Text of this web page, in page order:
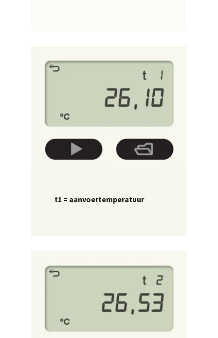
t1 = aanvoertemperatuur